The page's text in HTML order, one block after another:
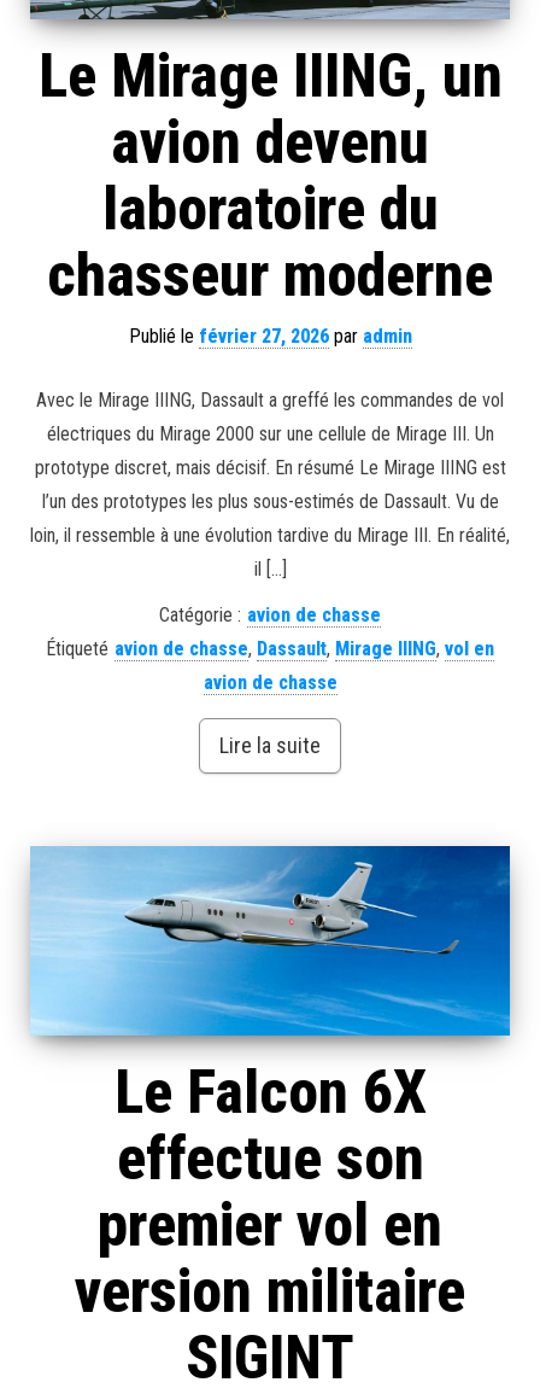
Le Mirage IIING, un
avion devenu
laboratoire du
chasseur moderne
Publié le février 27, 2026par admin
Avec le Mirage IIING, Dassault a greffé les commandes de vol
électriques du Mirage 2000 sur une cellule de Mirage III. Un
prototype discret, mais décisif. En résumé Le Mirage IIING est
l’un des prototypes les plus sous-estimés de Dassault. Vu de
loin, il ressemble à une évolution tardive du Mirage III. En réalité,
il […]
Catégorie : avion de chasse
Étiqueté avion de chasse, Dassault, Mirage IIING, vol en
avion de chasse
Lire la suite
Le Falcon 6X
effectue son
premier vol en
version militaire
SIGINT